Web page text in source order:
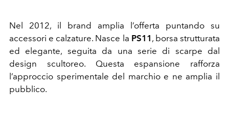
Nel 2012, il brand amplia l’offerta puntando su
accessori e calzature. Nasce la PS11 , borsa strutturata
ed elegante, seguita da una serie di scarpe dal
design scultoreo. Questa espansione rafforza
l’approccio sperimentale del marchio e ne amplia il
pubblico.